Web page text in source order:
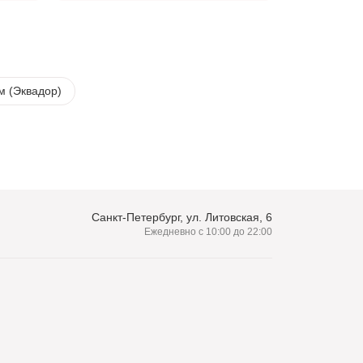
(Эквадор)
Санкт-Петербург, ул. Литовская, 6
Ежедневно с 10:00 до 22:00